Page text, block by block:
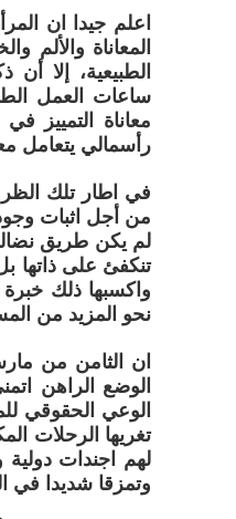
اعلم جيدا ان
المعاناة والألم
الطبيعية، إلا
ساعات العمل
معاناة التمييز
رأسمالي يتعامل
في اطار تلك
من أجل اثبات
لم يكن طريق
تنكفئ على ذاتها
واكسبها ذلك خبرة
نحو المزيد من
ان الثامن من
الوضع الراهن
الوعي الحقوقي
تغريها الرحلات
لهم اجندات
وتمزقا شديدا في